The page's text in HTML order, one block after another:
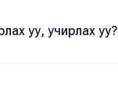
уу, учирлах уу?